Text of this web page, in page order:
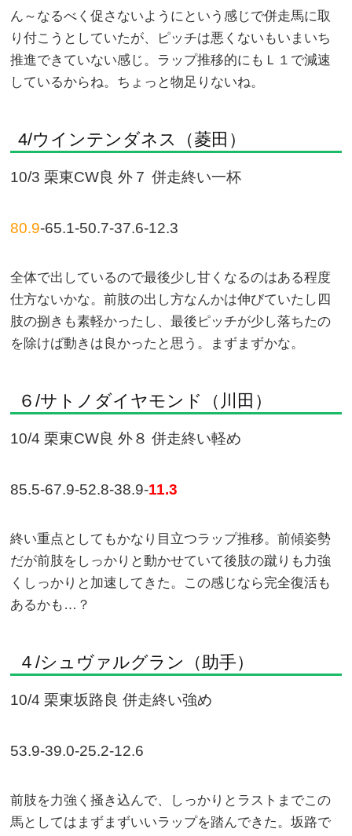
ん～なるべく促さないようにという感じで併走馬に取
り付こうとしていたが、ピッチは悪くないもいまいち
推進できていない感じ。ラップ推移的にもＬ１で減速
しているからね。ちょっと物足りないね。
4/ウインテンダネス（菱田）
10/3 栗東CW良 外７ 併走終い一杯
80.9-65.1-50.7-37.6-12.3
全体で出しているので最後少し甘くなるのはある程度
仕方ないかな。前肢の出し方なんかは伸びていたし四
肢の捌きも素軽かったし、最後ピッチが少し落ちたの
を除けば動きは良かったと思う。まずまずかな。
６/サトノダイヤモンド（川田）
10/4 栗東CW良 外８ 併走終い軽め
85.5-67.9-52.8-38.9-11.3
終い重点としてもかなり目立つラップ推移。前傾姿勢
だが前肢をしっかりと動かせていて後肢の蹴りも力強
くしっかりと加速してきた。この感じなら完全復活も
あるかも…？
４/シュヴァルグラン（助手）
10/4 栗東坂路良 併走終い強め
53.9-39.0-25.2-12.6
前肢を力強く掻き込んで、しっかりとラストまでこの
馬としてはまずまずいいラップを踏んできた。坂路で